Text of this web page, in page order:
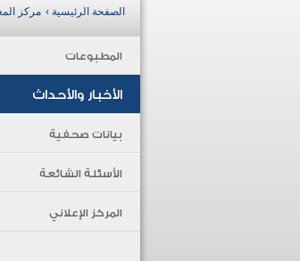
الصفحة الرئيسية › مركز
المطبوعات
الأخبار والأحداث
بيانات صحفية
الأسئلة الشائعة
المركز الإعلاني